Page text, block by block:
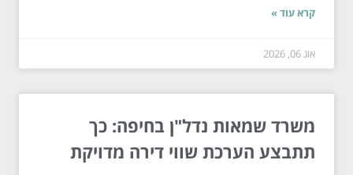
קרא עוד »
אוג 06, 2026
משרד שמאות נדל"ן בחיפה: כך
תתבצע הערכת שווי דירה מדויקת